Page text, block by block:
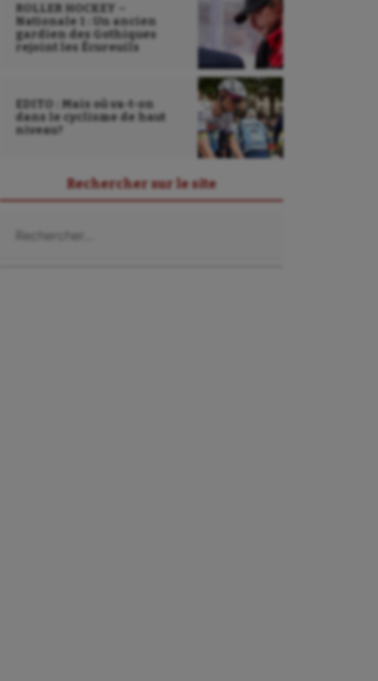
ROLLER HOCKEY –
Nationale 1 : Un ancien
gardien des Gothiques
rejoint les Écureuils
EDITO : Mais où va-t-on
dans le cyclisme de haut
niveau?
Rechercher sur le site